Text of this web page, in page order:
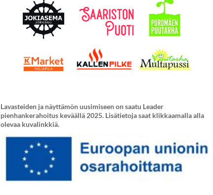
Lavasteiden ja näyttämön uusimiseen on saatu Leader
pienhankerahoitus keväällä 2025. Lisätietoja saat klikkaamalla alla
olevaa kuvalinkkiä.